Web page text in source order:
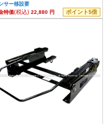
サー移設要
特価(税込) 22,880 円 ポイント5倍